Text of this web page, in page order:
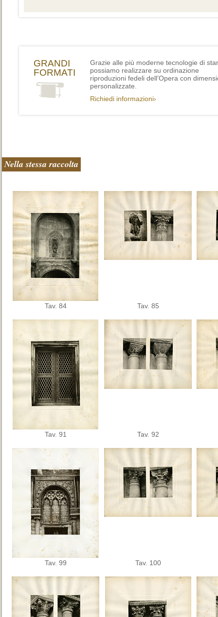
GRANDI
FORMATI
Grazie alle più moderne tecnologie di
possiamo realizzare su ordinazione
riproduzioni fedeli dell’Opera con
personalizzate.
Richiedi informazioni›
Nella stessa raccolta
Tav. 84 Tav. 85
Tav. 91 Tav. 92
Tav. 99 Tav. 100